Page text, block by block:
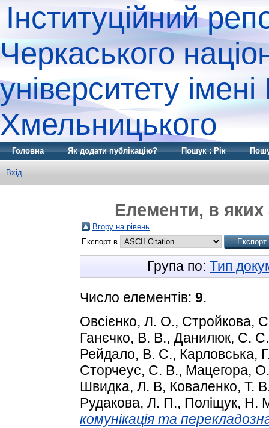
Інституційний
Черкаського
університету
Хмельницького
Головна Як додати публікацію? Пошук : Рік
Вхід
Елементи, в
Вгору на рівень
Експорт в
Група по: Тип
Число елементів: 9.
Овсієнко, Л. О., Стройкова,
Ганєчко, В. В., Данилюк, С. С.
Рейдало, В. С., Карловська,
Сторчеус, С. В., Мацегора,
Швидка, Л. В, Коваленко, Т.
Рудакова, Л. П., Поліщук, Н.
комунікація та